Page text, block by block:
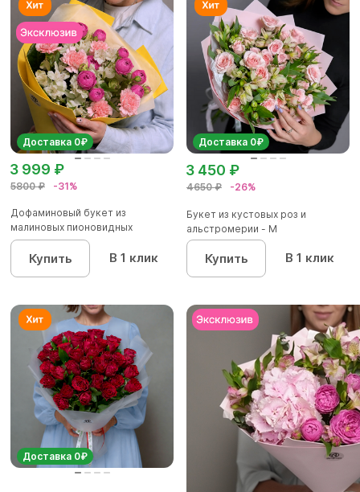
Доставка 0₽
5800 ₽ -31%
3 999 ₽
Дофаминовый букет из
малиновых пионовидных
кустовых роз...
Купить В 1 клик
Доставка 0₽
4650 ₽ -26%
3 450 ₽
Букет из кустовых роз и
альстромерии - М
Купить В 1 клик
Доставка 0₽